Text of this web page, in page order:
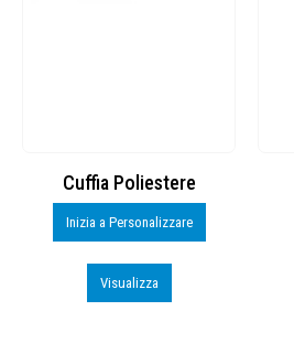
Cuffia Poliestere
Inizia a Personalizzare
Visualizza